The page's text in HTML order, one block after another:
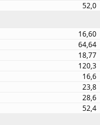
52,0
16,60
64,64
18,77
120,3
16,6
23,8
28,6
52,4